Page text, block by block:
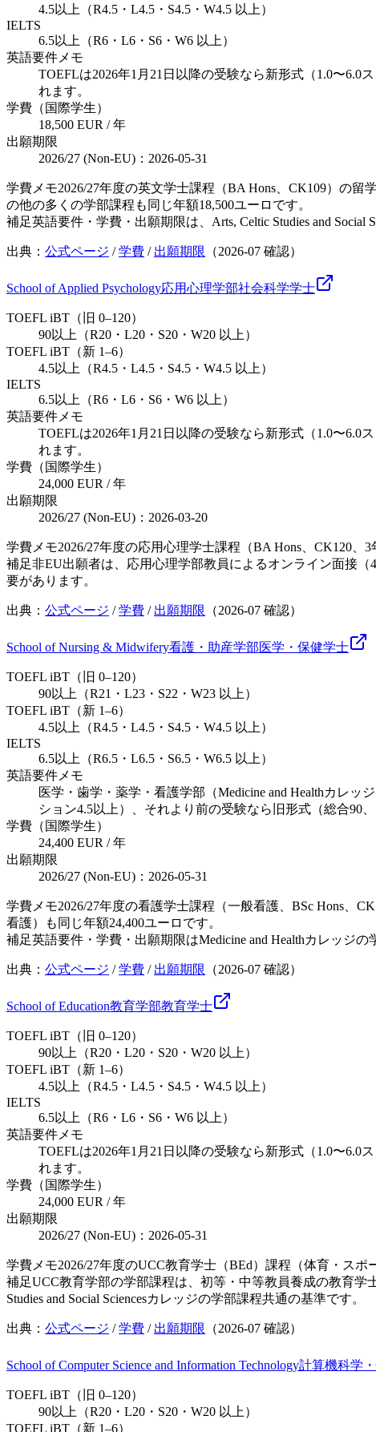
4.5以上（R4.5・L4.5・S4.5・W4.5 以上）
IELTS
6.5以上（R6・L6・S6・W6 以上）
英語要件メモ
TOEFLは2026年1月21日以降の受験なら新形式（1.0〜6.0
れます。
学費（国際学生）
18,500 EUR / 年
出願期限
2026/27 (Non-EU)：2026-05-31
学費メモ2026/27年度の英文学士課程（BA Hons、CK109）の留
の他の多くの学部課程も同じ年額18,500ユーロです。
補足英語要件・学費・出願期限は、Arts, Celtic Studies and Social
出典： 公式ページ /学費 / 出願期限 （2026-07 確認）
School of Applied Psychology応用心理学部社会科学学士
TOEFL iBT（旧 0–120）
90以上（R20・L20・S20・W20 以上）
TOEFL iBT（新 1–6）
4.5以上（R4.5・L4.5・S4.5・W4.5 以上）
IELTS
6.5以上（R6・L6・S6・W6 以上）
英語要件メモ
TOEFLは2026年1月21日以降の受験なら新形式（1.0〜6.0
れます。
学費（国際学生）
24,000 EUR / 年
出願期限
2026/27 (Non-EU)：2026-03-20
学費メモ2026/27年度の応用心理学士課程（BA Hons、CK120、
補足非EU出願者は、応用心理学部教員によるオンライン面接
要があります。
出典： 公式ページ /学費 / 出願期限 （2026-07 確認）
School of Nursing & Midwifery看護・助産学部医学・保健学士
TOEFL iBT（旧 0–120）
90以上（R21・L23・S22・W23 以上）
TOEFL iBT（新 1–6）
4.5以上（R4.5・L4.5・S4.5・W4.5 以上）
IELTS
6.5以上（R6.5・L6.5・S6.5・W6.5 以上）
英語要件メモ
医学・歯学・薬学・看護学部（Medicine and Healthカレ
ション4.5以上）、それより前の受験なら旧形式（総合90
学費（国際学生）
24,400 EUR / 年
出願期限
2026/27 (Non-EU)：2026-05-31
学費メモ2026/27年度の看護学士課程（一般看護、BSc Hons、
看護）も同じ年額24,400ユーロです。
補足英語要件・学費・出願期限はMedicine and Healthカレッジ
出典： 公式ページ /学費 / 出願期限 （2026-07 確認）
School of Education教育学部教育学士
TOEFL iBT（旧 0–120）
90以上（R20・L20・S20・W20 以上）
TOEFL iBT（新 1–6）
4.5以上（R4.5・L4.5・S4.5・W4.5 以上）
IELTS
6.5以上（R6・L6・S6・W6 以上）
英語要件メモ
TOEFLは2026年1月21日以降の受験なら新形式（1.0〜6.0
れます。
学費（国際学生）
24,000 EUR / 年
出願期限
2026/27 (Non-EU)：2026-05-31
学費メモ2026/27年度のUCC教育学士（BEd）課程（体育・ス
補足UCC教育学部の学部課程は、初等・中等教員養成の教育学
Studies and Social Sciencesカレッジの学部課程共通の基準です。
出典： 公式ページ /学費 / 出願期限 （2026-07 確認）
School of Computer Science and Information Technology計算機科学
TOEFL iBT（旧 0–120）
90以上（R20・L20・S20・W20 以上）
TOEFL iBT（新 1–6）